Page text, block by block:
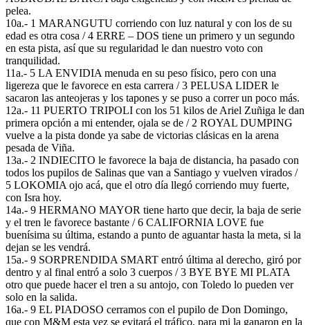
pelea.
10a.- 1 MARANGUTU corriendo con luz natural y con los de su
edad es otra cosa / 4 ERRE – DOS tiene un primero y un segundo
en esta pista, así que su regularidad le dan nuestro voto con
tranquilidad.
11a.- 5 LA ENVIDIA menuda en su peso físico, pero con una
ligereza que le favorece en esta carrera / 3 PELUSA LIDER le
sacaron las anteojeras y los tapones y se puso a correr un poco más.
12a.- 11 PUERTO TRIPOLI con los 51 kilos de Ariel Zuñiga le dan
primera opción a mi entender, ojala se de / 2 ROYAL DUMPING
vuelve a la pista donde ya sabe de victorias clásicas en la arena
pesada de Viña.
13a.- 2 INDIECITO le favorece la baja de distancia, ha pasado con
todos los pupilos de Salinas que van a Santiago y vuelven virados /
5 LOKOMIA ojo acá, que el otro día llegó corriendo muy fuerte,
con Isra hoy.
14a.- 9 HERMANO MAYOR tiene harto que decir, la baja de serie
y el tren le favorece bastante / 6 CALIFORNIA LOVE fue
buenísima su última, estando a punto de aguantar hasta la meta, si la
dejan se les vendrá.
15a.- 9 SORPRENDIDA SMART entró última al derecho, giró por
dentro y al final entró a solo 3 cuerpos / 3 BYE BYE MI PLATA
otro que puede hacer el tren a su antojo, con Toledo lo pueden ver
solo en la salida.
16a.- 9 EL PIADOSO cerramos con el pupilo de Don Domingo,
que con M&M esta vez se evitará el tráfico, para mi la ganaron en la